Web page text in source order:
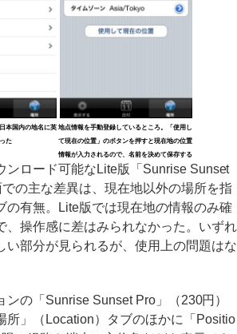
本国内の地名に英
た
地点情報を手動登録しているところ。「使用し
て現在の位置」のボタンを押すと現在地の位置
情報が入力されるので、名前を決めて保存する
ロード可能なLite版「Sunrise Sunset
の主な差異は、現在地以外の場所を指
の有無。Lite版では現在地の情報のみ確
、操作感に差はみられなかった。いずれ
い部分が見られるが、使用上の問題はな
の「Sunrise Sunset Pro」（230円）
所」（Location）タブのほかに「Positio